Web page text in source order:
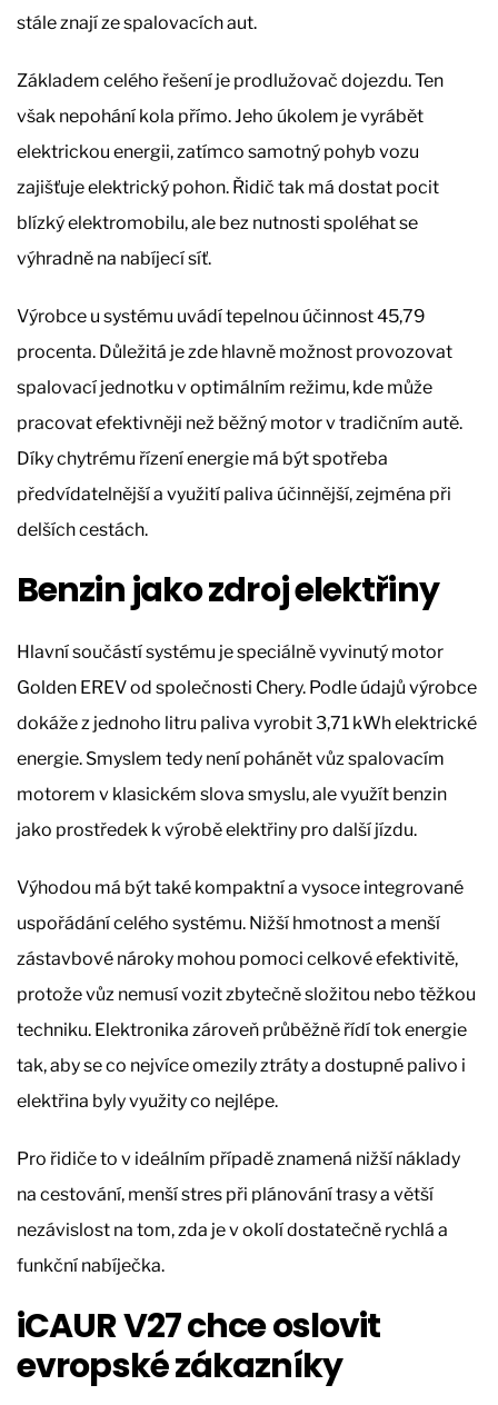
stále znají ze spalovacích aut.
Základem celého řešení je prodlužovač dojezdu. Ten
však nepohání kola přímo. Jeho úkolem je vyrábět
elektrickou energii, zatímco samotný pohyb vozu
zajišťuje elektrický pohon. Řidič tak má dostat pocit
blízký elektromobilu, ale bez nutnosti spoléhat se
výhradně na nabíjecí síť.
Výrobce u systému uvádí tepelnou účinnost 45,79
procenta. Důležitá je zde hlavně možnost provozovat
spalovací jednotku v optimálním režimu, kde může
pracovat efektivněji než běžný motor v tradičním autě.
Díky chytrému řízení energie má být spotřeba
předvídatelnější a využití paliva účinnější, zejména při
delších cestách.
Benzin jako zdroj elektřiny
Hlavní součástí systému je speciálně vyvinutý motor
Golden EREV od společnosti Chery. Podle údajů výrobce
dokáže z jednoho litru paliva vyrobit 3,71 kWh elektrické
energie. Smyslem tedy není pohánět vůz spalovacím
motorem v klasickém slova smyslu, ale využít benzin
jako prostředek k výrobě elektřiny pro další jízdu.
Výhodou má být také kompaktní a vysoce integrované
uspořádání celého systému. Nižší hmotnost a menší
zástavbové nároky mohou pomoci celkové efektivitě,
protože vůz nemusí vozit zbytečně složitou nebo těžkou
techniku. Elektronika zároveň průběžně řídí tok energie
tak, aby se co nejvíce omezily ztráty a dostupné palivo i
elektřina byly využity co nejlépe.
Pro řidiče to v ideálním případě znamená nižší náklady
na cestování, menší stres při plánování trasy a větší
nezávislost na tom, zda je v okolí dostatečně rychlá a
funkční nabíječka.
iCAUR V27 chce oslovit
evropské zákazníky